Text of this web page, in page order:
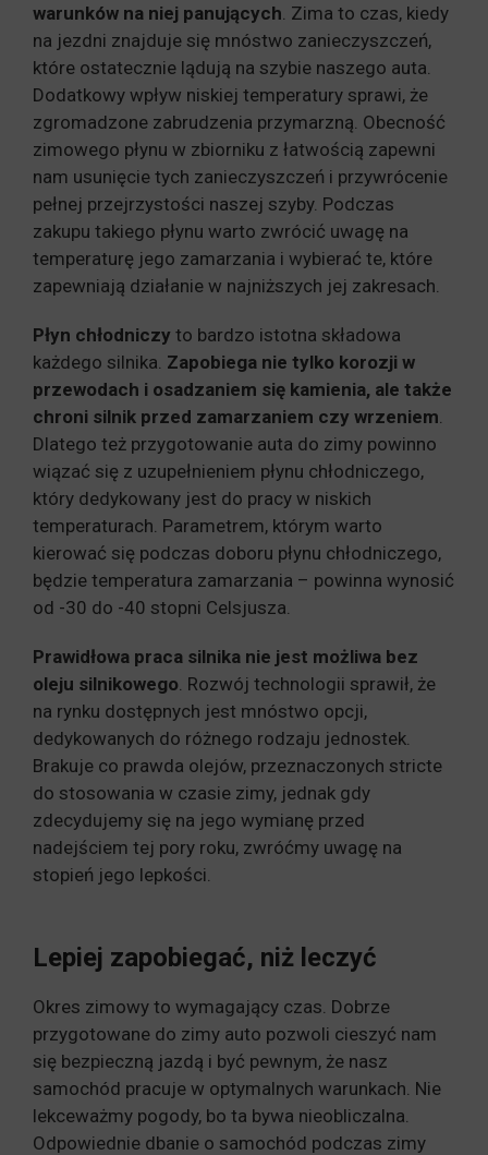
warunków na niej panujących . Zima to czas, kiedy
na jezdni znajduje się mnóstwo zanieczyszczeń,
które ostatecznie lądują na szybie naszego auta.
Dodatkowy wpływ niskiej temperatury sprawi, że
zgromadzone zabrudzenia przymarzną. Obecność
zimowego płynu w zbiorniku z łatwością zapewni
nam usunięcie tych zanieczyszczeń i przywrócenie
pełnej przejrzystości naszej szyby. Podczas
zakupu takiego płynu warto zwrócić uwagę na
temperaturę jego zamarzania i wybierać te, które
zapewniają działanie w najniższych jej zakresach.
Płyn chłodniczy to bardzo istotna składowa
każdego silnika. Zapobiega nie tylko korozji w
przewodach i osadzaniem się kamienia, ale także
chroni silnik przed zamarzaniem czy wrzeniem
Dlatego też przygotowanie auta do zimy powinno
wiązać się z uzupełnieniem płynu chłodniczego,
który dedykowany jest do pracy w niskich
temperaturach. Parametrem, którym warto
kierować się podczas doboru płynu chłodniczego,
będzie temperatura zamarzania – powinna wynosić
od -30 do -40 stopni Celsjusza.
Prawidłowa praca silnika nie jest możliwa bez
oleju silnikowego . Rozwój technologii sprawił, że
na rynku dostępnych jest mnóstwo opcji,
dedykowanych do różnego rodzaju jednostek.
Brakuje co prawda olejów, przeznaczonych stricte
do stosowania w czasie zimy, jednak gdy
zdecydujemy się na jego wymianę przed
nadejściem tej pory roku, zwróćmy uwagę na
stopień jego lepkości.
Lepiej zapobiegać, niż leczyć
Okres zimowy to wymagający czas. Dobrze
przygotowane do zimy auto pozwoli cieszyć nam
się bezpieczną jazdą i być pewnym, że nasz
samochód pracuje w optymalnych warunkach. Nie
lekceważmy pogody, bo ta bywa nieobliczalna.
Odpowiednie dbanie o samochód podczas zimy